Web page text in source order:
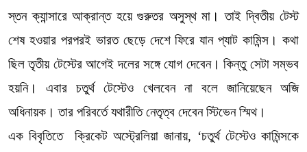
স্তন ক্যান্সারে আক্রান্ত হয়ে গুরুতর অসুস্থ মা। তাই দ্বিতীয় টেস্ট
শেষ হওয়ার পরপরই ভারত ছেড়ে দেশে ফিরে যান প্যাট কামিন্স। কথা
ছিল তৃতীয় টেস্টের আগেই দলের সঙ্গে যোগ দেবেন। কিন্তু সেটা সম্ভব
হয়নি। এবার চতুর্থ টেস্টেও খেলবেন না বলে জানিয়েছেন অজি
অধিনায়ক। তার পরিবর্তে যথারীতি নেতৃত্ব দেবেন স্টিভেন স্মিথ।
এক বিবৃতিতে ক্রিকেট অস্ট্রেলিয়া জানায়, ‘চতুর্থ টেস্টেও কামিন্সকে